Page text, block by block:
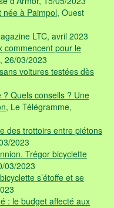
née à Paimpol, Ouest
LTC, avril 2023
commencent pour le
26/03/2023
voitures testées dès
Quels conseils ? Une
, Le Télégramme,
des trottoirs entre piétons
2023
Trégor bicyclette
03/2023
s’étoffe et se
: le budget affecté aux